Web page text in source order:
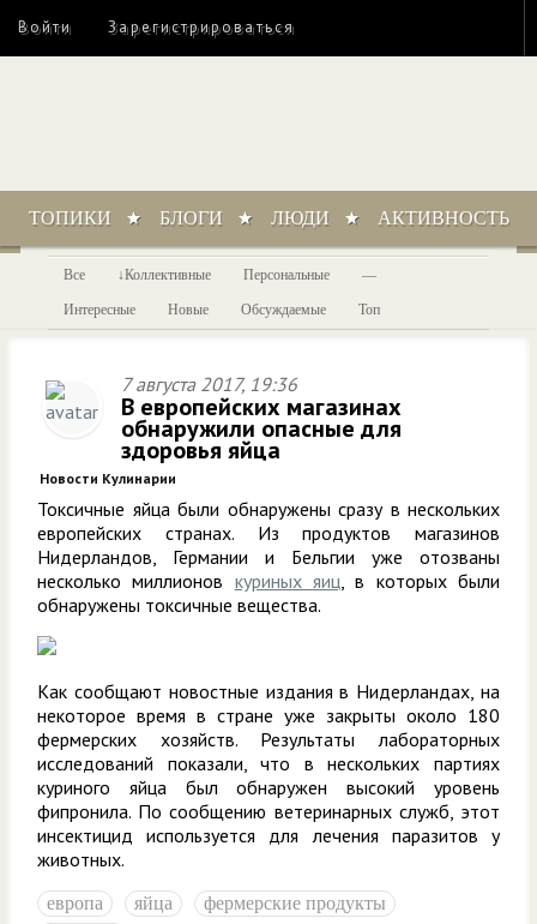
Войти Зарегистрироваться
ТОПИКИ БЛОГИ ЛЮДИ АКТИВНОСТЬ
Все Коллективные Персональные —
Интересные Новые Обсуждаемые Топ
7 августа 2017, 19:36
В европейских магазинах
обнаружили опасные для
здоровья яйца
Новости Кулинарии
Токсичные яйца были обнаружены сразу в нескольких
европейских странах. Из продуктов магазинов
Нидерландов, Германии и Бельгии уже отозваны
несколько миллионов куриных яиц, в которых были
обнаружены токсичные вещества.
Как сообщают новостные издания в Нидерландах, на
некоторое время в стране уже закрыты около 180
фермерских хозяйств. Результаты лабораторных
исследований показали, что в нескольких партиях
куриного яйца был обнаружен высокий уровень
фипронила. По сообщению ветеринарных служб, этот
инсектицид используется для лечения паразитов у
животных.
европа яйца
фермерские продукты